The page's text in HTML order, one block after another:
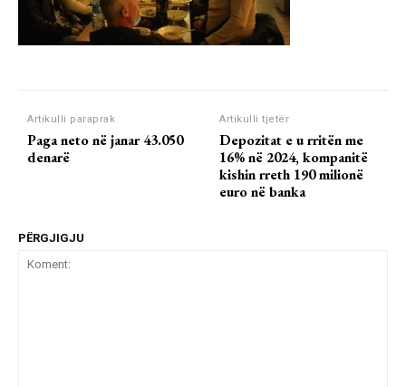
Artikulli paraprak
Paga neto në janar 43.050
denarë
Artikulli tjetër
Depozitat e u rritën me
16% në 2024, kompanitë
kishin rreth 190 milionë
euro në banka
PËRGJIGJU